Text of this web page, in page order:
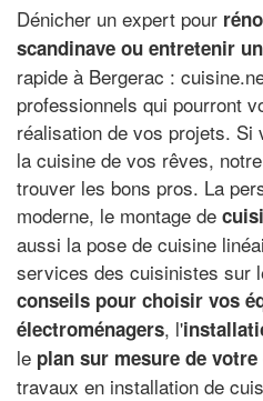
Dénicher un expert pour
scandinave ou entretenir
rapide à Bergerac :
professionnels qui pourront
réalisation de vos projets.
la cuisine de vos rêves,
trouver les bons pros. La
moderne, le montage de
aussi la pose de cuisine
services des cuisinistes sur
conseils pour choisir vos
électroménagers, l'
le plan sur mesure de
travaux en installation de